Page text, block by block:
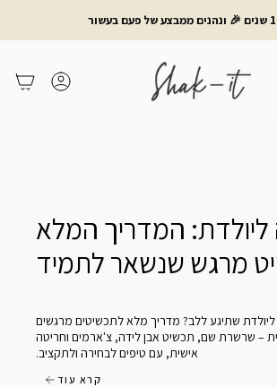
משתמש
המדריך המלא
מרגש שנשאר לתמיד
שתיגע ללב? מדריך מלא לתכשיטים מרגשים
– שרשרת שם, תכשיט אבן לידה, צ'ארמים וחריטה
אישית, עם טיפים לבחירה ולתקציב.
קרא עוד